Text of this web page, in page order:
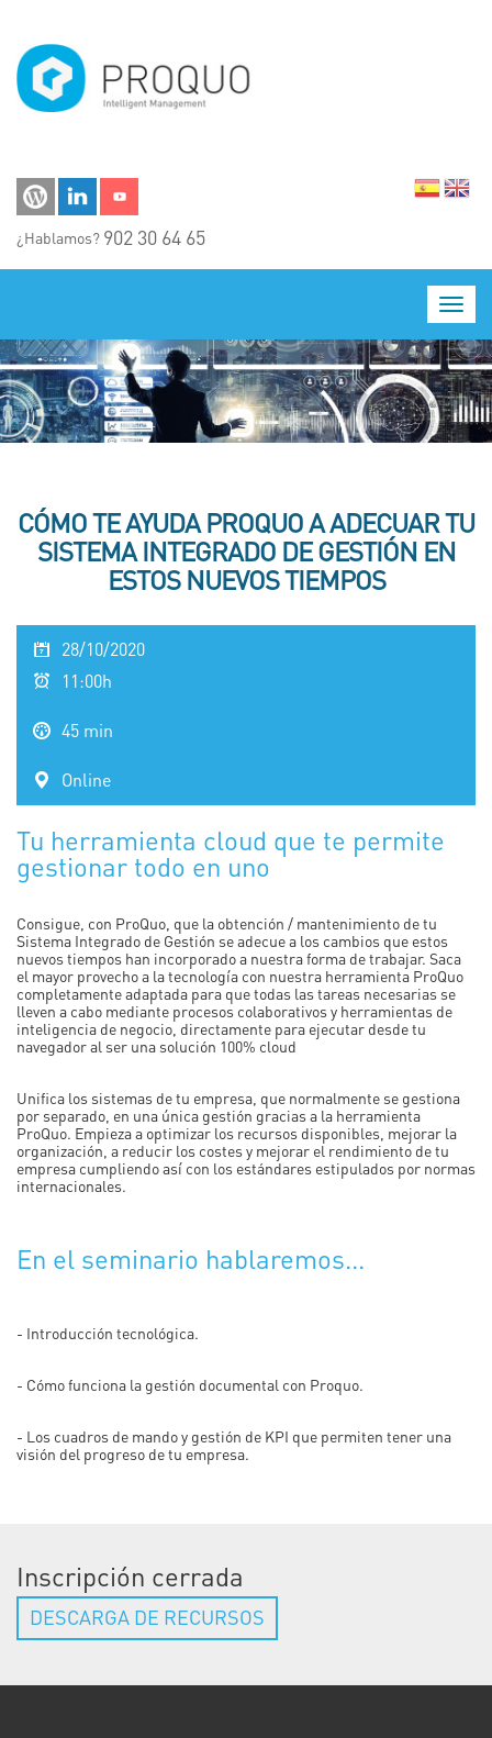
¿Hablamos? 902 30 64 65
CÓMO TE AYUDA PROQUO A ADECUAR TU
SISTEMA INTEGRADO DE GESTIÓN EN
ESTOS NUEVOS TIEMPOS
28/10/2020
11:00h
45 min
Online
Tu herramienta cloud que te permite
gestionar todo en uno
Consigue, con ProQuo, que la obtención / mantenimiento de tu
Sistema Integrado de Gestión se adecue a los cambios que estos
nuevos tiempos han incorporado a nuestra forma de trabajar. Saca
el mayor provecho a la tecnología con nuestra herramienta ProQuo
completamente adaptada para que todas las tareas necesarias se
lleven a cabo mediante procesos colaborativos y herramientas de
inteligencia de negocio, directamente para ejecutar desde tu
navegador al ser una solución 100% cloud
Unifica los sistemas de tu empresa, que normalmente se gestiona
por separado, en una única gestión gracias a la herramienta
ProQuo. Empieza a optimizar los recursos disponibles, mejorar la
organización, a reducir los costes y mejorar el rendimiento de tu
empresa cumpliendo así con los estándares estipulados por normas
internacionales.
En el seminario hablaremos...
- Introducción tecnológica.
- Cómo funciona la gestión documental con Proquo.
- Los cuadros de mando y gestión de KPI que permiten tener una
visión del progreso de tu empresa.
Inscripción cerrada
DESCARGA DE RECURSOS